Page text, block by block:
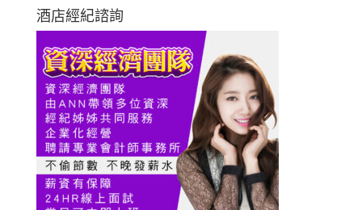
酒店經紀諮詢